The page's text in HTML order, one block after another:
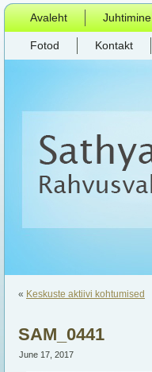
Avaleht Juhtimine
Fotod Kontakt
« Keskuste aktiivi kohtumised
SAM_0441
June 17, 2017